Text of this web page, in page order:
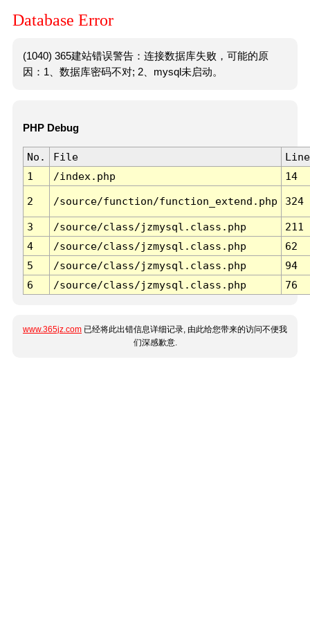
Database Error
(1040) 365建站错误警告：连接数据库失败，可能的原
因：1、数据库密码不对; 2、mysql未启动。
PHP Debug
No. File
Line
1
/index.php 14
2 /source/function/function_extend.php 324
3 /source/class/jzmysql.class.php
211
4
/source/class/jzmysql.class.php
62
5
/source/class/jzmysql.class.php
94
6
/source/class/jzmysql.class.php 76
www.365jz.com 已经将此出错信息详细记录, 由此给您带来的访问不便我
们深感歉意.